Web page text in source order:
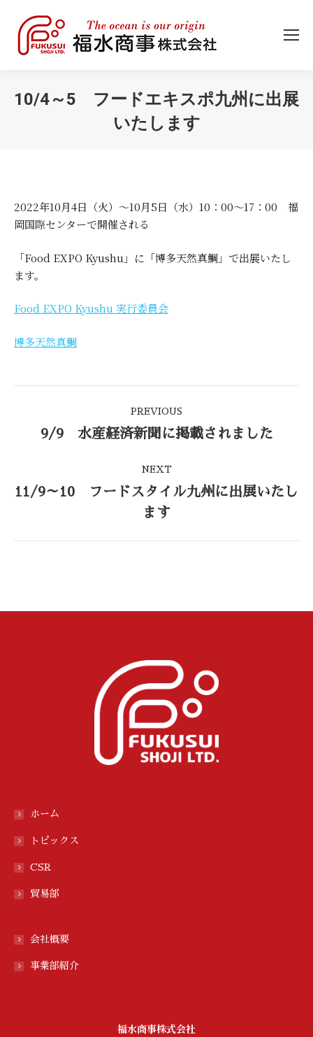
10/4～5 フードエキスポ九州に出展
いたします
2022年10月4日（火）～10月5日（水）10：00～17：00 福
岡国際センターで開催される
「Food EXPO Kyushu」に「博多天然真鯛」で出展いたし
ます。
Food EXPO Kyushu 実行委員会
博多天然真鯛
navigation
PREVIOUS
Previous
9/9 水産経済新聞に掲載されました
NEXT
Next
post:
11/9～10 フードスタイル九州に出展いたし
ます
ホーム
トピックス
CSR
貿易部
会社概要
事業部紹介
福水商事株式会社